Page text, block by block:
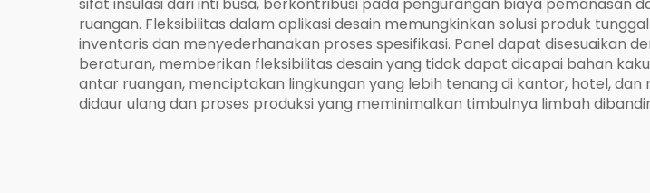
ruangan. Fleksibilitas dalam aplikasi desain memungkinkan solusi produk
inventaris dan menyederhanakan proses spesifikasi. Panel dapat disesuaikan
beraturan, memberikan fleksibilitas desain yang tidak dapat dicapai bahan
antar ruangan, menciptakan lingkungan yang lebih tenang di kantor, hotel,
didaur ulang dan proses produksi yang meminimalkan timbulnya limbah